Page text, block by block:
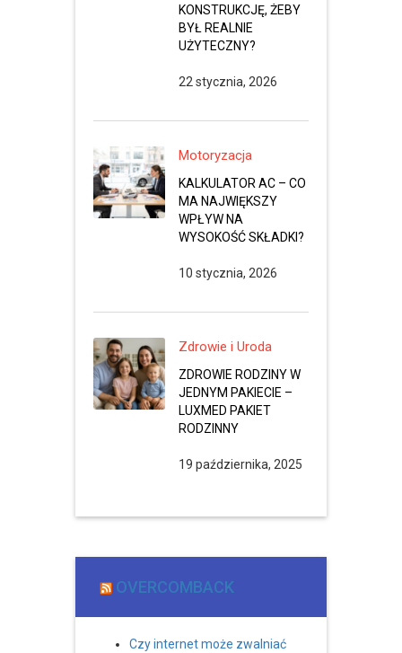
KONSTRUKCJĘ, ŻEBY
BYŁ REALNIE
UŻYTECZNY?
22 stycznia, 2026
Motoryzacja
KALKULATOR AC – CO
MA NAJWIĘKSZY
WPŁYW NA
WYSOKOŚĆ SKŁADKI?
10 stycznia, 2026
Zdrowie i Uroda
ZDROWIE RODZINY W
JEDNYM PAKIECIE –
LUXMED PAKIET
RODZINNY
19 października, 2025
OVERCOMBACK
Czy internet może zwalniać